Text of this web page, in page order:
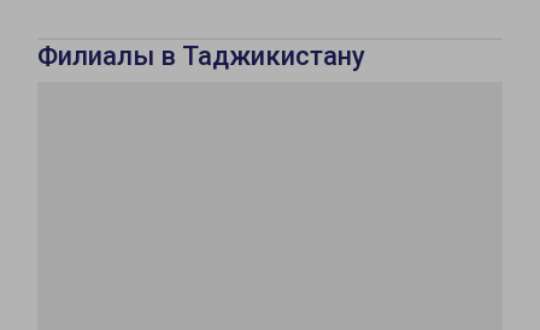
Филиалы в Таджикистану